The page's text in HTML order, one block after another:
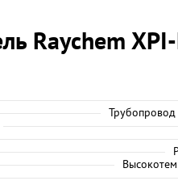
Raychem
Трубопровод